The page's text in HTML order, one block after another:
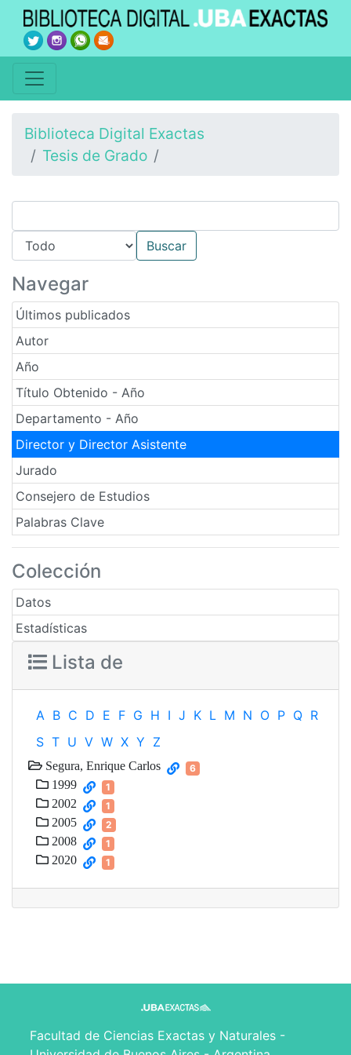
Biblioteca Digital Exactas
Tesis de Grado
Navegar
Últimos publicados
Autor
Año
Título Obtenido - Año
Departamento - Año
Director y Director Asistente
Jurado
Consejero de Estudios
Palabras Clave
Colección
Datos
Estadísticas
Lista de
A B C D E F G H I J K L M N O P Q R
S T U V W X Y Z
Segura, Enrique Carlos 6
1999 1
2002 1
2005 2
2008 1
2020 1
Facultad de Ciencias Exactas y Naturales -